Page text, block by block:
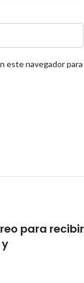
este navegador para
para recibir